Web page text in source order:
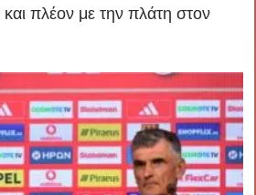
πλέον με την πλάτη στον